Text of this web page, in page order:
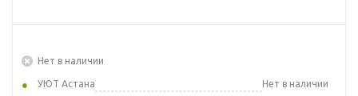
Нет в наличии
УЮТ Астана
Нет в наличии